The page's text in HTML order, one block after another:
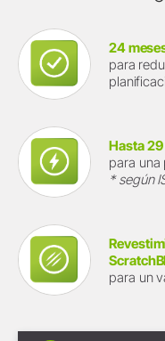
24
para
Hasta
para una
* según
para un